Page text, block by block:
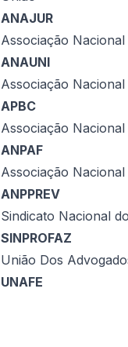
ANAJUR
Associação
ANAUNI
Associação
APBC
Associação
ANPAF
Associação
ANPPREV
Sindicato Nacional
SINPROFAZ
União Dos
UNAFE